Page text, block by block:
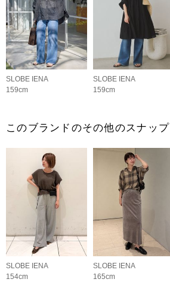
SLOBE IENA
159cm
SLOBE IENA
159cm
このブランドのその他のスナップ
SLOBE IENA
154cm
SLOBE IENA
165cm